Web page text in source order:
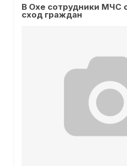
В Охе сотрудники МЧС
сход граждан